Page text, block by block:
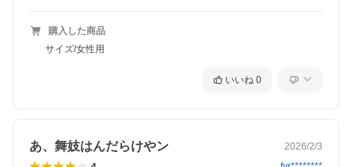
購入した商品
サイズ/女性用
いいね 0
あ、舞妓はんだらけやン 2026/2/3